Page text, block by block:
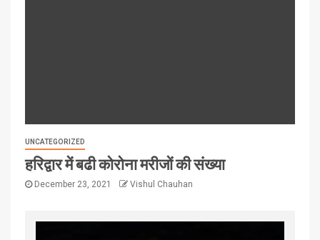
UNCATEGORIZED
हरिद्वार में बढी कोरोना मरीजों की संख्या
December 23, 2021 Vishul Chauhan